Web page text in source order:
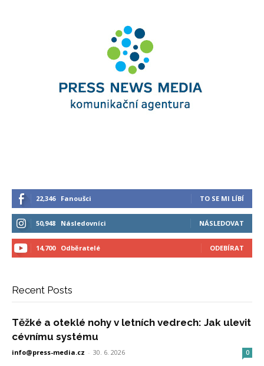
22,346 Fanoušci TO SE MI LÍBÍ
50,948 Následovníci NÁSLEDOVAT
14,700 Odběratelé ODEBÍRAT
Recent Posts
Těžké a oteklé nohy v letních vedrech: Jak ulevit
cévnímu systému
info@press-media.cz - 30. 6. 2026 0